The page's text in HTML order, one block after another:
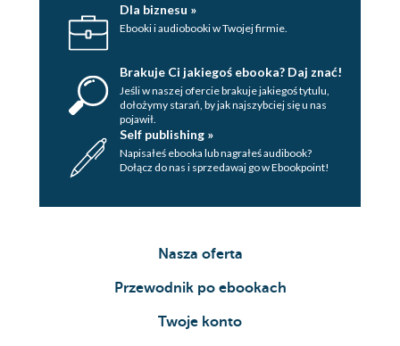
Dla biznesu »
Ebooki i audiobooki w Twojej firmie.
Brakuje Ci jakiegoś ebooka? Daj znać!
Jeśli w naszej ofercie brakuje jakiegoś tytulu,
dołożymy starań, by jak najszybciej się u nas
pojawił.
Self publishing »
Napisałeś ebooka lub nagrałeś audibook?
Dołącz do nas i sprzedawaj go w Ebookpoint!
Nasza oferta
Przewodnik po ebookach
Twoje konto